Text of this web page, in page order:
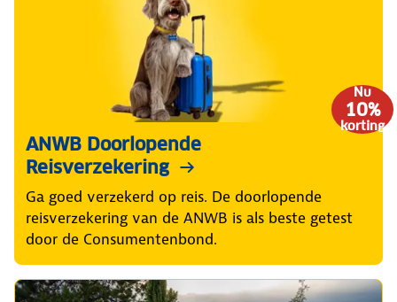
Nu
10%
korting
ANWB Doorlopende
Reisverzekering
Ga goed verzekerd op reis. De doorlopende
reisverzekering van de ANWB is als beste getest
door de Consumentenbond.